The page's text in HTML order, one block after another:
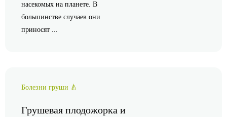
насекомых на планете. В
большинстве случаев они
приносят ...
Болезни груши 🍐
Грушевая плодожорка и